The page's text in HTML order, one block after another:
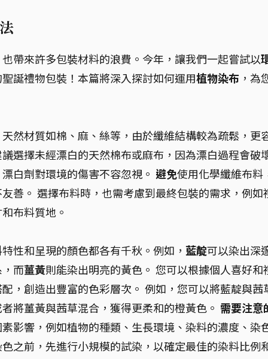
帶來許多包裝材料的浪費。今年，讓我們一起嘗試以
誕禮物包裝！本篇將深入探討如何運用植物染布 ，為
然材質如棉、麻、絲等，由於纖維結構較為疏鬆，更
選擇未經漂白的天然棉布或麻布，因為漂白過程會破
白劑對環境的傷害不容忽視。 避免使用化學纖維布料
善。 選擇布料時，也需考慮到最終包裝的需求，例如
布料質地。
性和呈現的顏色都各有千秋。例如， 藍靛可以染出深
而薑黃則能染出明亮的黃色。 您可以根據個人喜好和
，創造出豐富的色彩層次。 例如，您可以將藍靛與茜
將薑黃與茜草混合，獲得更柔和的橙黃色。 需要注意
影響，例如植物的種類、生長環境、染料的濃度、染
之前，先進行小規模的試染，以確定最佳的染料比例